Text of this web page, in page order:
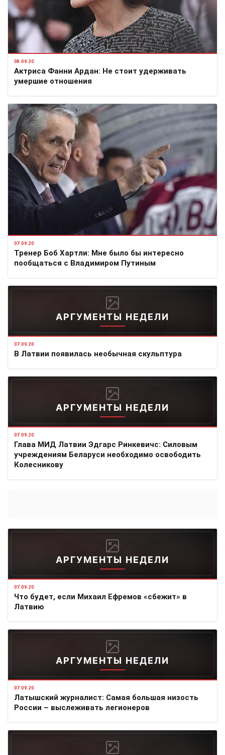
08.09.20
Актриса Фанни Ардан: Не стоит удерживать
умершие отношения
07.09.20
Тренер Боб Хартли: Мне было бы интересно
пообщаться с Владимиром Путиным
АРГУМЕНТЫ НЕДЕЛИ
07.09.20
В Латвии появилась необычная скульптура
АРГУМЕНТЫ НЕДЕЛИ
07.09.20
Глава МИД Латвии Эдгарс Ринкевичс: Силовым
учреждениям Беларуси необходимо освободить
Колесникову
АРГУМЕНТЫ НЕДЕЛИ
07.09.20
Что будет, если Михаил Ефремов «сбежит» в
Латвию
АРГУМЕНТЫ НЕДЕЛИ
07.09.20
Латышский журналист: Самая большая низость
России – выслеживать легионеров